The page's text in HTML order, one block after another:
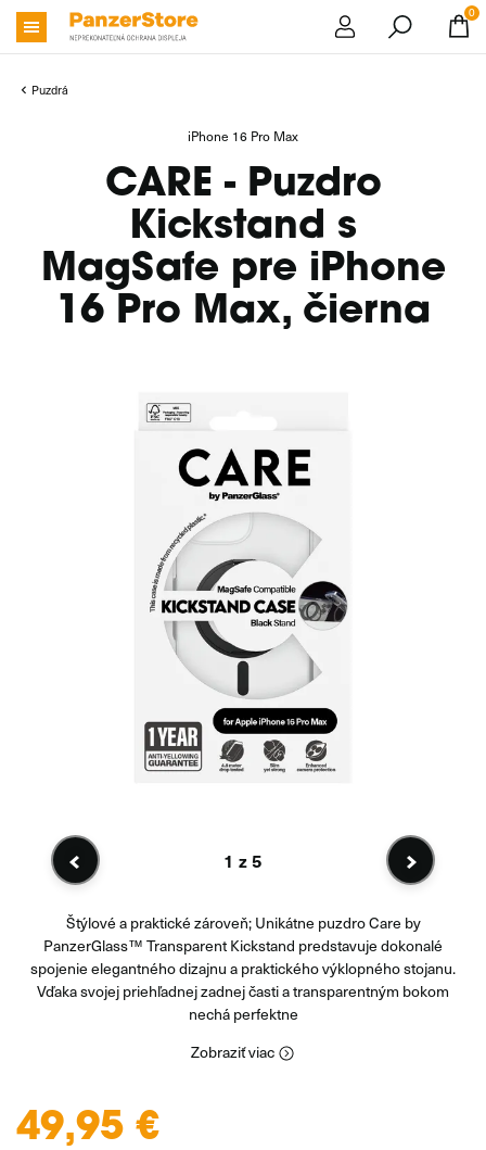
0
Puzdrá
iPhone 16 Pro Max
CARE - Puzdro
Kickstand s
MagSafe pre iPhone
16 Pro Max, čierna
1 z 5
Štýlové a praktické zároveň; Unikátne puzdro Care by
PanzerGlass™ Transparent Kickstand predstavuje dokonalé
spojenie elegantného dizajnu a praktického výklopného stojanu.
Vďaka svojej priehľadnej zadnej časti a transparentným bokom
nechá perfektne
Zobraziť viac
49,95 €